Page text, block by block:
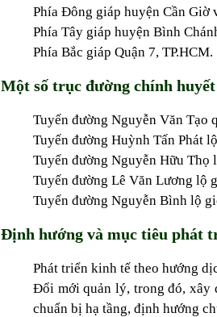
Phía Đông giáp huyện Cần Giờ
Phía Tây giáp huyện Bình
Phía Bắc giáp Quận 7, TP.HCM.
Một số trục đường chính
Tuyến đường Nguyễn Văn Tạo
Tuyến đường Huỳnh Tấn Phát
Tuyến đường Nguyễn Hữu Thọ
Tuyến đường Lê Văn Lương lộ
Tuyến đường Nguyễn Bình lộ
Định hướng và mục tiêu phát
Phát triển kinh tế theo hướng
Đổi mới quản lý, trong đó, xây
chuẩn bị hạ tầng, định hướng